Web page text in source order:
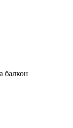
балкон